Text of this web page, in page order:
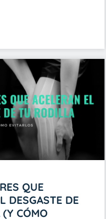
QUE
DESGASTE DE
CÓMO